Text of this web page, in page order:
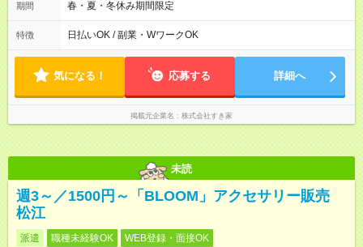
のみ勤務可能です（18歳未満の深夜業務禁止のため） ★深夜で
す。 必ず、2名以上での勤務を行いますので、安心して働けま
す。
期間 春・夏・冬休み期間限定
特徴 日払いOK / 副業・WワークOK
気になる！ 応募する 詳細へ
掲載元企業名 株式会社すき家
未読
週3～／1500円～「BLOOM」アクセサリー販売
松江
派遣 職種未経験OK WEB登録・面接OK